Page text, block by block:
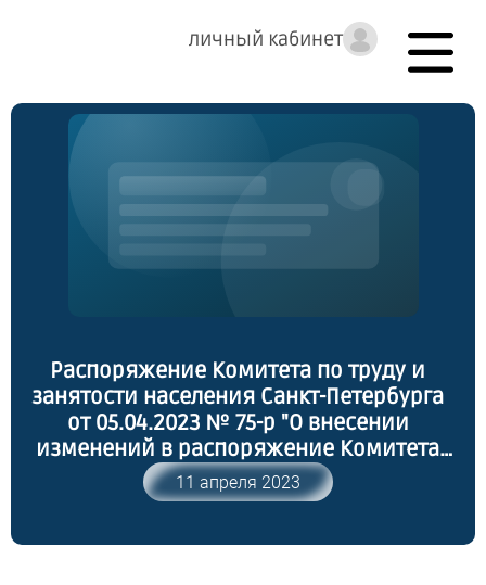
личный кабинет
Распоряжение Комитета по труду и
занятости населения Санкт-Петербурга
от 05.04.2023 № 75-р "О внесении
изменений в распоряжение Комитета
по труду и занятости населения Санкт-
Петербурга от 21.06.2022 № 121-р"
11 апреля 2023